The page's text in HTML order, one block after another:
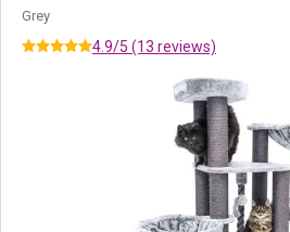
Grey
4.9/5 (13 reviews)